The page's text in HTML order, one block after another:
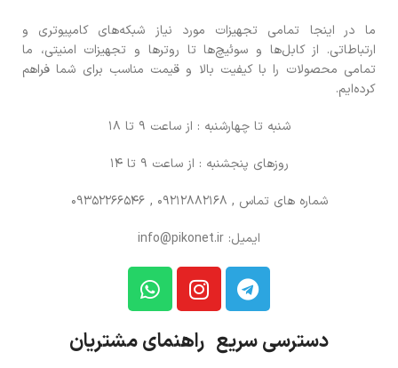
ما در اینجا تمامی تجهیزات مورد نیاز شبکه‌های کامپیوتری و
ارتباطاتی. از کابل‌ها و سوئیچ‌ها تا روترها و تجهیزات امنیتی، ما
تمامی محصولات را با کیفیت بالا و قیمت مناسب برای شما فراهم
کرده‌ایم.
شنبه تا چهارشنبه : از ساعت 9 تا 18
روزهای پنجشنبه : از ساعت 9 تا 14
شماره های تماس , 09212882168 , 09352266546
ایمیل: info@pikonet.ir
دسترسی سریع راهنمای مشتریان